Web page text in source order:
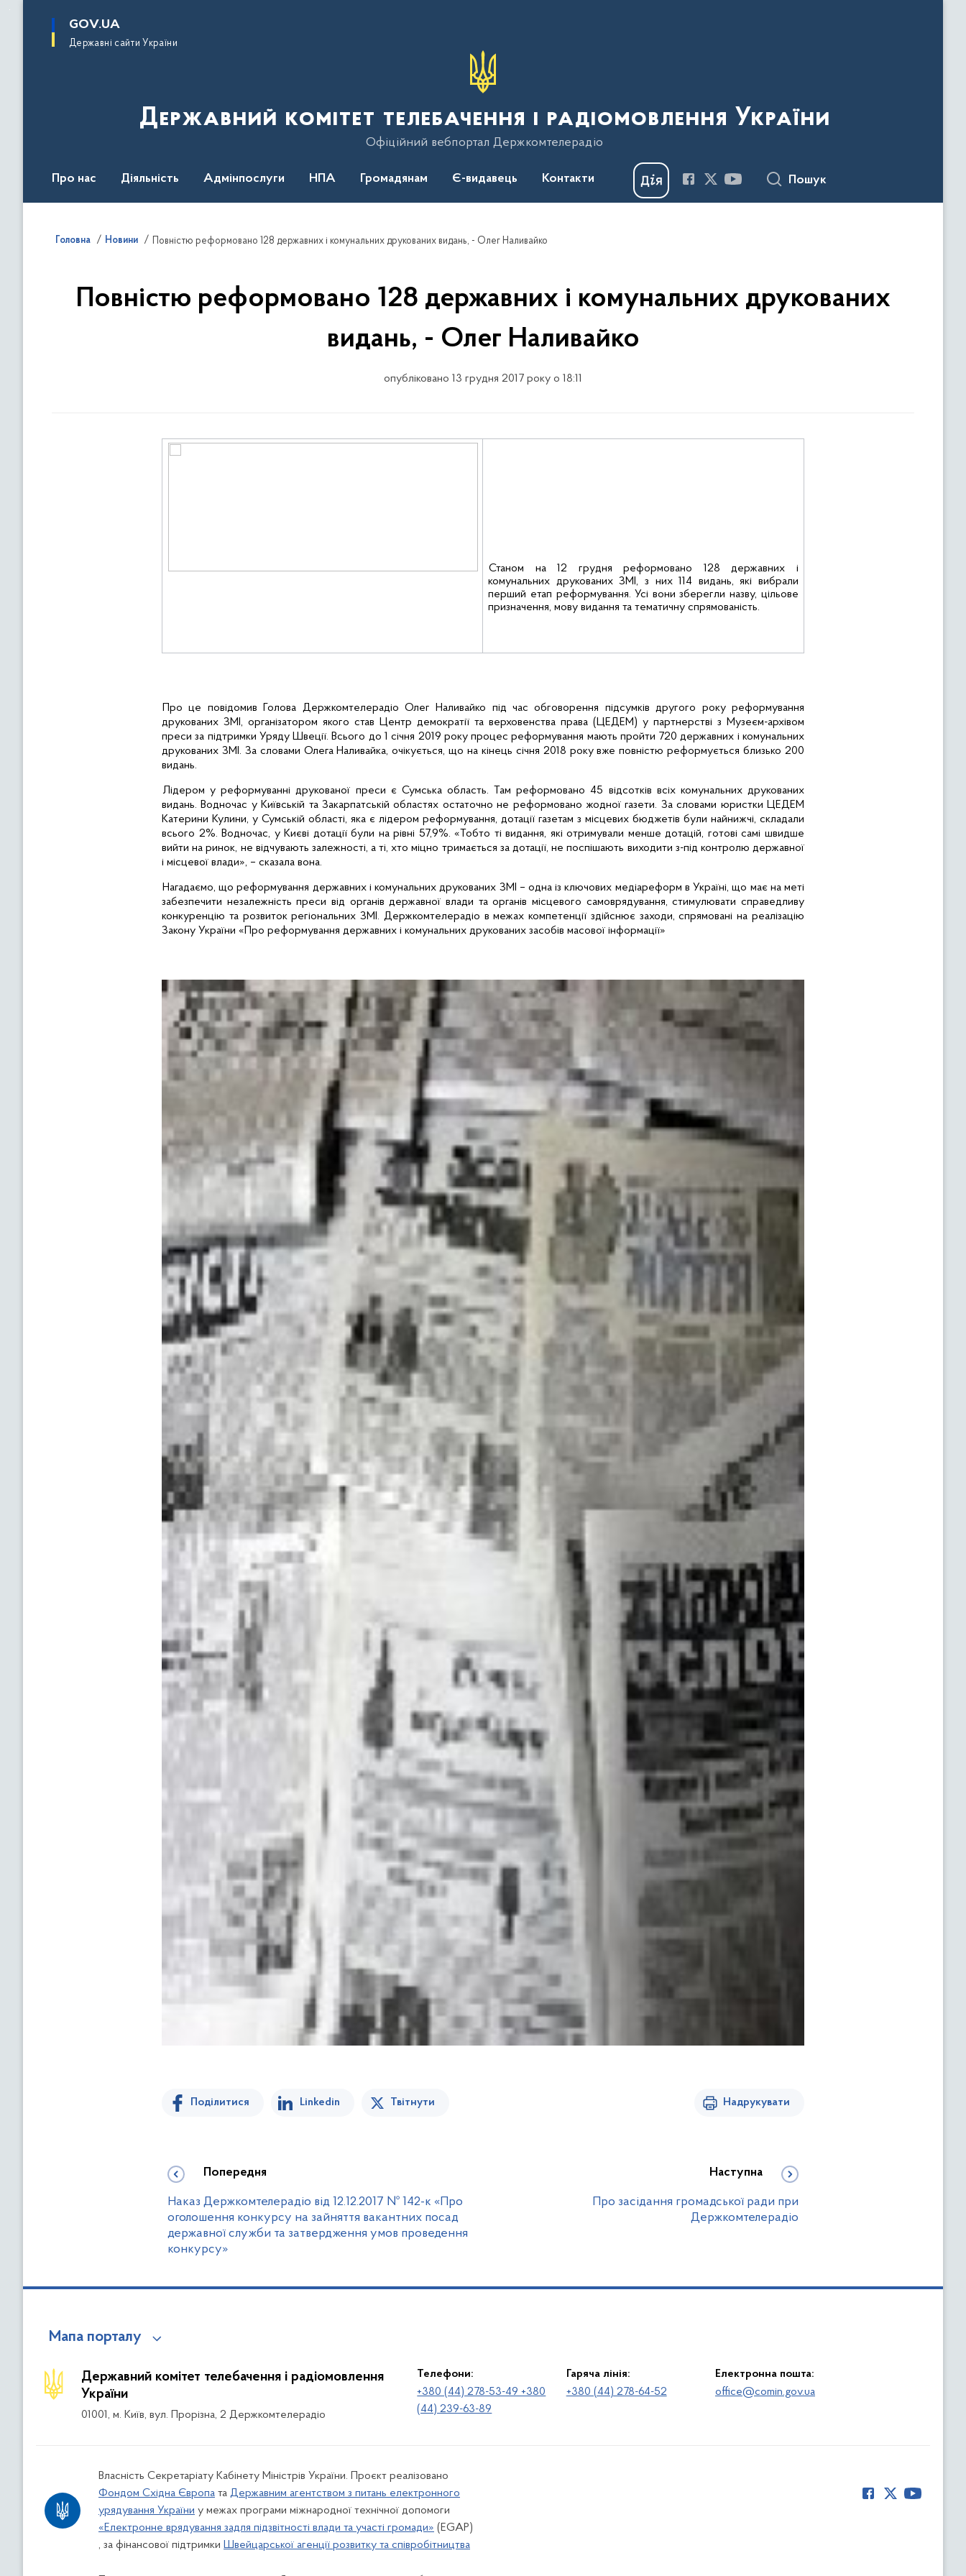
основного
GOV.UA
Державні сайти України
Державний комітет телебачення і радіомовлення України
Офіційний вебпортал Держкомтелерадіо
Про нас Діяльність Адмінпослуги НПА Громадянам Є-видавець Контакти Пошук
Головна Новини Повністю реформовано 128 державних і комунальних друкованих видань, - Олег Наливайко
Повністю реформовано 128 державних і комунальних друкованих
видань, - Олег Наливайко
опубліковано 13 грудня 2017 року о 18:11
Станом на 12 грудняреформовано 128 державних і
комунальних друкованих ЗМІ, з них 114 видань, які вибрали
перший етап реформування. Усі вони зберегли назву, цільове
призначення, мову видання та тематичну спрямованість.
Про це повідомив Голова Держкомтелерадіо Олег Наливайко під час обговорення підсумків другого року реформування
друкованих ЗМІ, організатором якого став Центр демократії та верховенства права (ЦЕДЕМ) у партнерстві з Музеєм-архівом
преси за підтримки Уряду Швеції. Всього до 1 січня 2019 року процес реформування мають пройти 720 державних і комунальних
друкованих ЗМІ. За словами Олега Наливайка, очікується, що на кінець січня 2018 року вже повністю реформується близько 200
видань.
Лідером у реформуванні друкованої преси є Сумська область. Там реформовано 45 відсотків всіх комунальних друкованих
видань. Водночас у Київській та Закарпатській областях остаточно не реформовано жодної газети. За словами юристки ЦЕДЕМ
Катерини Кулини, у Сумській області, яка є лідером реформування, дотації газетам з місцевих бюджетів були найнижчі, складали
всього 2%. Водночас, у Києві дотації були на рівні 57,9%. «Тобто ті видання, які отримували менше дотацій, готові самі швидше
вийти на ринок, не відчувають залежності, а ті, хто міцно тримається за дотації, не поспішають виходити з-під контролю державної
і місцевої влади», – сказала вона.
Нагадаємо, що реформування державних і комунальних друкованих ЗМІ – одна із ключових медіареформ в Україні, що має на меті
забезпечити незалежність преси від органів державної влади та органів місцевого самоврядування, стимулювати справедливу
конкуренцію та розвиток регіональних ЗМІ. Держкомтелерадіо в межах компетенції здійснює заходи, спрямовані на реалізацію
Закону України «Про реформування державних і комунальних друкованих засобів масової інформації»
Поділитися Linkedin Твітнути Надрукувати
Попередня
Наказ Держкомтелерадіо від 12.12.2017 № 142-к «Про
оголошення конкурсу на зайняття вакантних посад
державної служби та затвердження умов проведення
конкурсу»
Наступна
Про засідання громадської ради при
Держкомтелерадіо
Мапа порталу
Державний комітет телебачення і радіомовлення
України
01001, м. Київ, вул. Прорізна, 2 Держкомтелерадіо
Телефони:
+380 (44) 278-53-49 +380
(44) 239-63-89
Гаряча лінія:
+380 (44) 278-64-52
Електронна пошта:
office@comin.gov.ua
Власність Секретаріату Кабінету Міністрів України. Проєкт реалізовано
Фондом Східна Європа та Державним агентством з питань електронного
урядування України у межах програми міжнародної технічної допомоги
«Електронне врядування задля підзвітності влади та участі громади» (EGAP)
, за фінансової підтримки Швейцарської агенції розвитку та співробітництва